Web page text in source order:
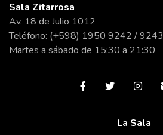
Sala Zitarrosa
Av. 18 de Julio 1012
Teléfono: (+598) 1950 9242 / 9243
Martes a sábado de 15:30 a 21:30
La Sala